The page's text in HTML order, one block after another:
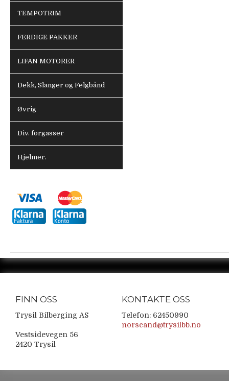
TEMPOTRIM
FERDIGE PAKKER
LIFAN MOTORER
Dekk, Slanger og Felgbånd
Øvrig
Div. forgasser
Hjelmer.
FINN OSS
Trysil Bilberging AS
Vestsidevegen 56
2420 Trysil
KONTAKTE OSS
Telefon: 62450990
norscand@trysilbb.no